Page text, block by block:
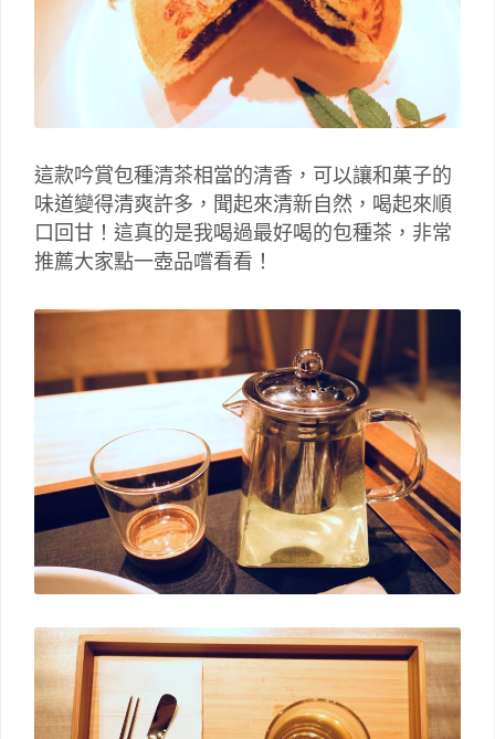
這款吟賞包種清茶相當的清香，可以讓和菓子的
味道變得清爽許多，聞起來清新自然，喝起來順
口回甘！這真的是我喝過最好喝的包種茶，非常
推薦大家點一壺品嚐看看！